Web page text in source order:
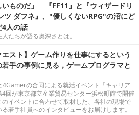
いものだ」 ─『FF11』と『ウィザードリ
ツ ダフネ』、"優しくないRPG"の沼にど
4人の話
たちが語る奥深さとは。
エスト】ゲーム作りを仕事にするという
手の事例に見る，ゲームプログラマと
の合同による就活イベント「キャリア
4回が東京都立産業貿易センター浜松町館で開催
のイベントに合わせて取材した、各社の現場で
若手社員へのインタビューをお届けします。